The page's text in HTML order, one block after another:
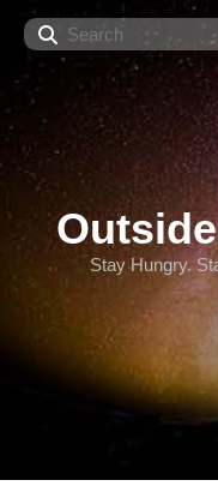
Stay Hungry.